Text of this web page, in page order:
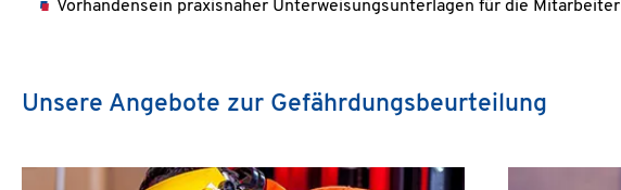
Vorhandensein praxisnaher Unterweisungsunterlagen für die Mitarbeiter
Unsere Angebote zur Gefährdungsbeurteilung